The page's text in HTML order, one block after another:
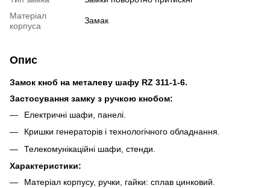
Матеріал
корпуса
Замак
Опис
Замок кноб на металеву шафу RZ 311-1-6.
Застосування замку з ручкою кнобом:
Електричні шафи, панелі.
Кришки генераторів і технологічного обладнання.
Телекомунікаційні шафи, стенди.
Характеристики:
Матеріал корпусу, ручки, гайки: сплав цинковий.